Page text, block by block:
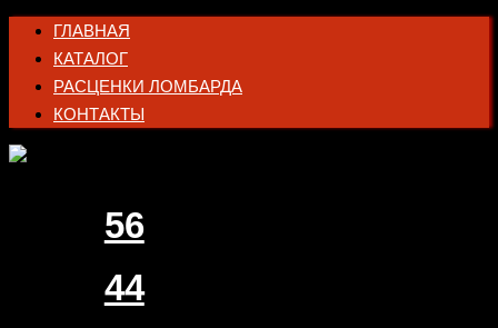
Перейти
содержимому
ГЛАВНАЯ
КАТАЛОГ
РАСЦЕНКИ ЛОМБАРДА
КОНТАКТЫ
56
44